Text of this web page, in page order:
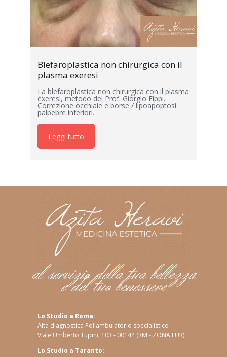
Blefaroplastica non chirurgica con il
plasma exeresi
La blefaroplastica non chirurgica con il plasma
exeresi, metodo del Prof. Giorgio Fippi.
Correzione occhiaie e borse / lipoapoptosi
palpebre inferiori.
Leggi tutto
al servizio della tua bellezza
e del tuo benessere
Lo Studio a Roma:
Alta diagnostica Poliambulatorio specialistico
Viale Umberto Tupini, 103 - 00144 (RM - ZONA EUR)
Lo Studio a Taranto: